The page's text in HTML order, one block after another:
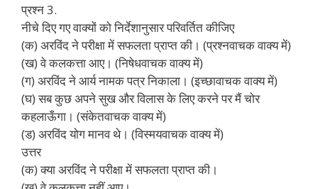
प्रश्न 3.
नीचे दिए गए वाक्यों को निर्देशानुसार परिवर्तित कीजिए
(क) अरविंद ने परीक्षा में सफलता प्राप्त की। (प्रश्नवाचक वाक्य में)
(ख) वे कलकत्ता आए। (निषेधवाचक वाक्य में)
(ग) अरविंद ने आर्य नामक पत्र निकाला। (इच्छावाचक वाक्य में)
(घ) सब कुछ अपने सुख और विलास के लिए करने पर मैं चोर
कहलाऊँगा। (संकेतवाचक वाक्य में)
(ड) अरविंद योग मानव थे। (विस्मयवाचक वाक्य में)
उत्तर
(क) क्या अरविंद ने परीक्षा में सफलता प्राप्त की।